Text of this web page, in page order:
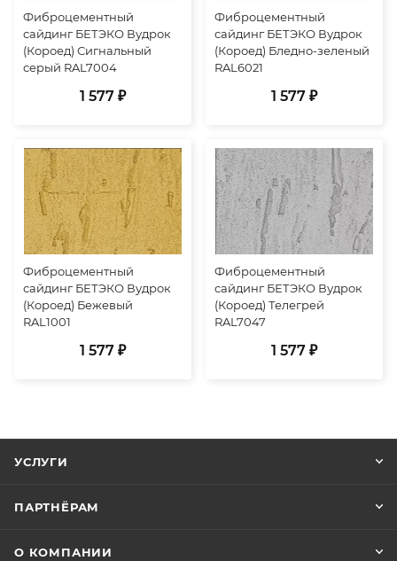
Фиброцементный
сайдинг БЕТЭКО Вудрок
(Короед) Сигнальный
серый RAL7004
1 577 ₽
Фиброцементный
сайдинг БЕТЭКО Вудрок
(Короед) Бледно-зеленый
RAL6021
1 577 ₽
Фиброцементный
сайдинг БЕТЭКО Вудрок
(Короед) Бежевый
RAL1001
1 577 ₽
Фиброцементный
сайдинг БЕТЭКО Вудрок
(Короед) Телегрей
RAL7047
1 577 ₽
УСЛУГИ
ПАРТНЁРАМ
О КОМПАНИИ